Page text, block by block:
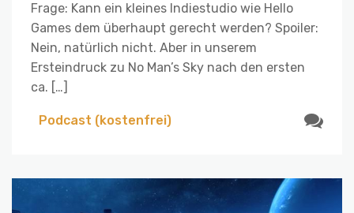
Frage: Kann ein kleines Indiestudio wie Hello
Games dem überhaupt gerecht werden? Spoiler:
Nein, natürlich nicht. Aber in unserem
Ersteindruck zu No Man’s Sky nach den ersten
ca. […]
Podcast (kostenfrei)